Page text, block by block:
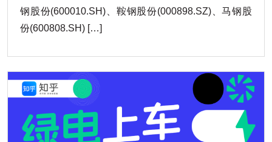
钢股份(600010.SH)、鞍钢股份(000898.SZ)、马钢股
份(600808.SH) […]